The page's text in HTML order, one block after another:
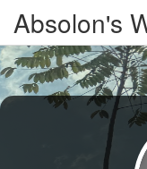
Absolon's